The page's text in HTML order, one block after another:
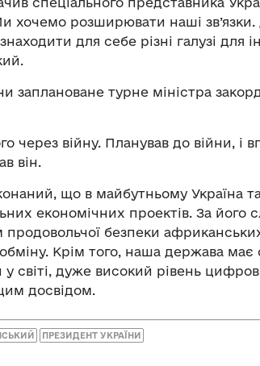
хочемо розширювати наші
для себе різні галузі для
заплановане турне міністра
через війну. Планував до війни, і
він.
що в майбутньому Україна
економічних проектів. За його
безпеки
Крім того, наша держава має
у світі, дуже високий рівень
досвідом.
ПРЕЗИДЕНТ УКРАЇНИ